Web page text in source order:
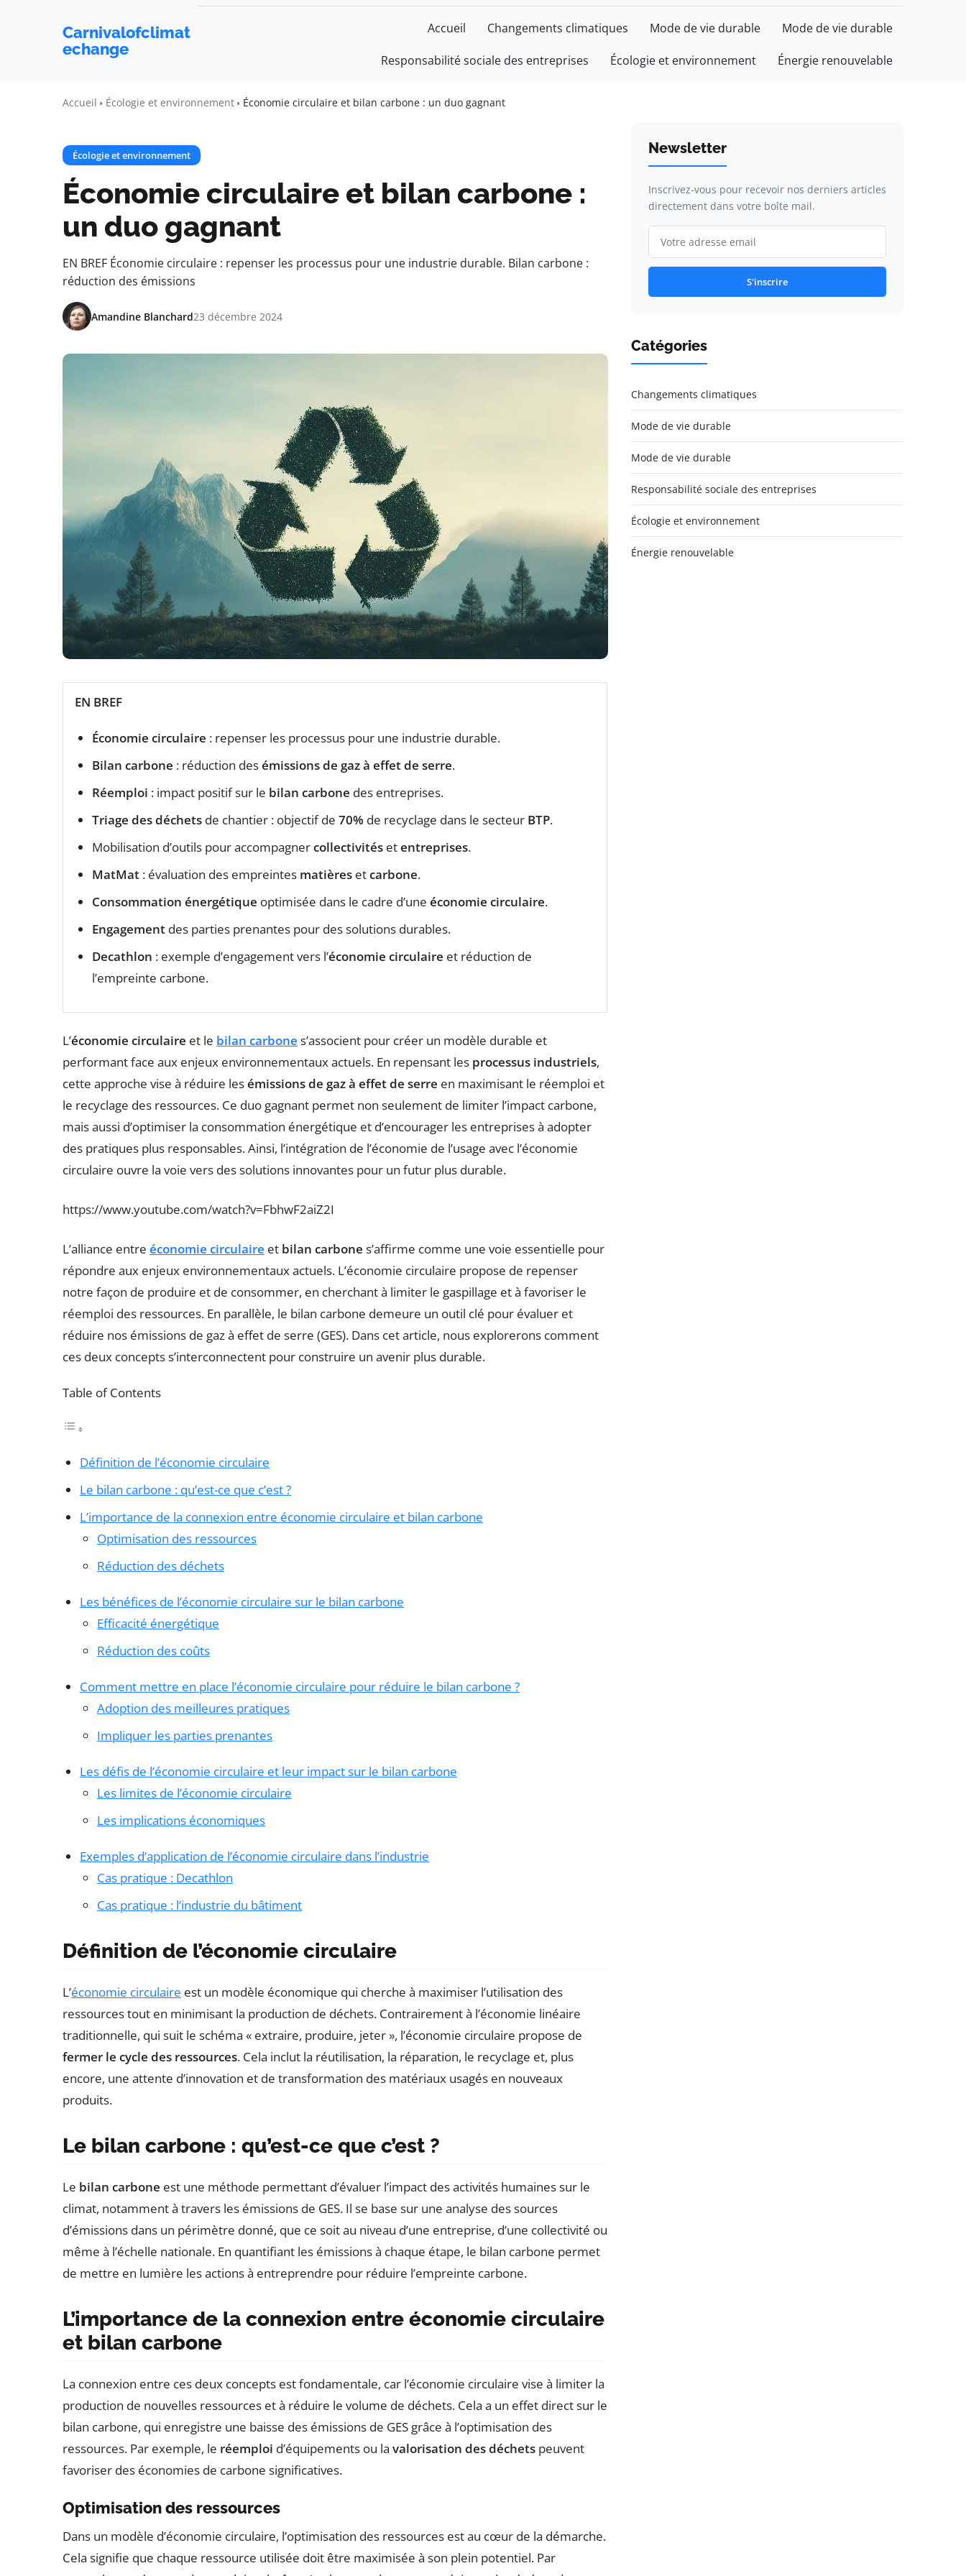
Carnivalofclimat
echange
Accueil Changements climatiques Mode de vie durable Mode de vie durable
Responsabilité sociale des entreprises Écologie et environnement Énergie renouvelable
Accueil Écologie et environnement Économie circulaire et bilan carbone : un duo gagnant
Écologie et environnement
Économie circulaire et bilan carbone :
un duo gagnant
EN BREF Économie circulaire : repenser les processus pour une industrie durable. Bilan carbone :
réduction des émissions
Amandine Blanchard23 décembre 2024
EN BREF
Économie circulaire : repenser les processus pour une industrie durable.
Bilan carbone : réduction desémissions de gaz à effet de serre.
Réemploi : impact positif sur le bilan carbone des entreprises.
Triage des déchets de chantier : objectif de 70% de recyclage dans le secteur BTP.
Mobilisation d’outils pour accompagnercollectivités etentreprises.
MatMat : évaluation des empreintes matières etcarbone.
Consommation énergétique optimisée dans le cadre d’une économie circulaire.
Engagement des parties prenantes pour des solutions durables.
Decathlon : exemple d’engagement vers l’économie circulaire et réduction de
l’empreinte carbone.
L’économie circulaire et le bilan carbone s’associent pour créer un modèle durable et
performant face aux enjeux environnementaux actuels. En repensant les processus industriels,
cette approche vise à réduire lesémissions de gaz à effet de serre en maximisant le réemploi et
le recyclage des ressources. Ce duo gagnant permet non seulement de limiter l’impact carbone,
mais aussi d’optimiser la consommation énergétique et d’encourager les entreprises à adopter
des pratiques plus responsables. Ainsi, l’intégration de l’économie de l’usage avec l’économie
circulaire ouvre la voie vers des solutions innovantes pour un futur plus durable.
https://www.youtube.com/watch?v=FbhwF2aiZ2I
L’alliance entre économie circulaire et bilan carbone s’affirme comme une voie essentielle pour
répondre aux enjeux environnementaux actuels. L’économie circulaire propose de repenser
notre façon de produire et de consommer, en cherchant à limiter le gaspillage et à favoriser le
réemploi des ressources. En parallèle, le bilan carbone demeure un outil clé pour évaluer et
réduire nos émissions de gaz à effet de serre (GES). Dans cet article, nous explorerons comment
ces deux concepts s’interconnectent pour construire un avenir plus durable.
Table of Contents
Définition de l’économie circulaire
Le bilan carbone : qu’est-ce que c’est ?
L’importance de la connexion entre économie circulaire et bilan carbone
Optimisation des ressources
Réduction des déchets
Les bénéfices de l’économie circulaire sur le bilan carbone
Efficacité énergétique
Réduction des coûts
Comment mettre en place l’économie circulaire pour réduire le bilan carbone ?
Adoption des meilleures pratiques
Impliquer les parties prenantes
Les défis de l’économie circulaire et leur impact sur le bilan carbone
Les limites de l’économie circulaire
Les implications économiques
Exemples d’application de l’économie circulaire dans l’industrie
Cas pratique : Decathlon
Cas pratique : l’industrie du bâtiment
Définition de l’économie circulaire
L’économie circulaire est un modèle économique qui cherche à maximiser l’utilisation des
ressources tout en minimisant la production de déchets. Contrairement à l’économie linéaire
traditionnelle, qui suit le schéma « extraire, produire, jeter », l’économie circulaire propose de
fermer le cycle des ressources. Cela inclut la réutilisation, la réparation, le recyclage et, plus
encore, une attente d’innovation et de transformation des matériaux usagés en nouveaux
produits.
Le bilan carbone : qu’est-ce que c’est ?
Le bilan carbone est une méthode permettant d’évaluer l’impact des activités humaines sur le
climat, notamment à travers les émissions de GES. Il se base sur une analyse des sources
d’émissions dans un périmètre donné, que ce soit au niveau d’une entreprise, d’une collectivité ou
même à l’échelle nationale. En quantifiant les émissions à chaque étape, le bilan carbone permet
de mettre en lumière les actions à entreprendre pour réduire l’empreinte carbone.
L’importance de la connexion entre économie circulaire
et bilan carbone
La connexion entre ces deux concepts est fondamentale, car l’économie circulaire vise à limiter la
production de nouvelles ressources et à réduire le volume de déchets. Cela a un effet direct sur le
bilan carbone, qui enregistre une baisse des émissions de GES grâce à l’optimisation des
ressources. Par exemple, le réemploi d’équipements ou la valorisation des déchets peuvent
favoriser des économies de carbone significatives.
Optimisation des ressources
Dans un modèle d’économie circulaire, l’optimisation des ressources est au cœur de la démarche.
Cela signifie que chaque ressource utilisée doit être maximisée à son plein potentiel. Par
Newsletter
Inscrivez-vous pour recevoir nos derniers articles
directement dans votre boîte mail.
S'inscrire
Catégories
Changements climatiques
Mode de vie durable
Mode de vie durable
Responsabilité sociale des entreprises
Écologie et environnement
Énergie renouvelable